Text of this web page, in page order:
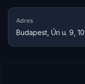
Adres
Budapest, Úri u. 9,